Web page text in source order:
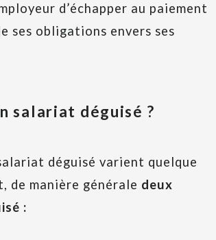
d’échapper au paiement
ses obligations envers ses
salariat déguisé ?
déguisé varient quelque
de manière générale deux
: